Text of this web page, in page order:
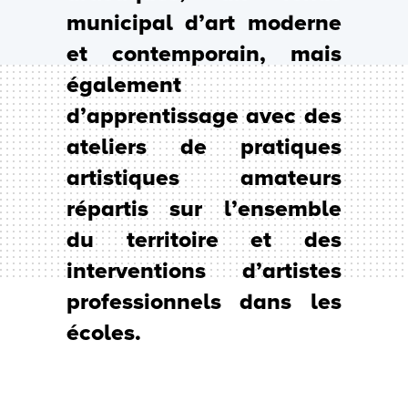
municipal d’art moderne
et contemporain, mais
également
d’apprentissage avec des
ateliers de pratiques
artistiques amateurs
répartis sur l’ensemble
du territoire et des
interventions d’artistes
professionnels dans les
écoles.